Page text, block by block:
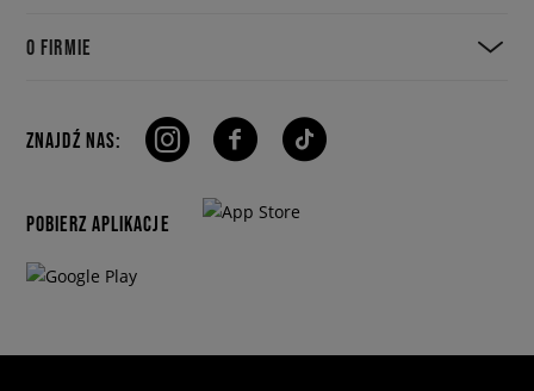
O FIRMIE
ZNAJDŹ NAS:
POBIERZ APLIKACJE